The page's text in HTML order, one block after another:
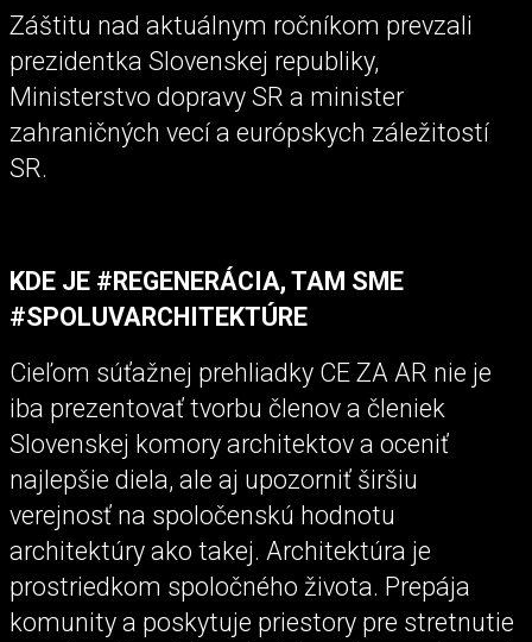
Záštitu nad aktuálnym ročníkom prevzali
prezidentka Slovenskej republiky,
Ministerstvo dopravy SR a minister
zahraničných vecí a európskych záležitostí
SR.
KDE JE #REGENERÁCIA, TAM SME
#SPOLUVARCHITEKTÚRE
Cieľom súťažnej prehliadky CE ZA AR nie je
iba prezentovať tvorbu členov a členiek
Slovenskej komory architektov a oceniť
najlepšie diela, ale aj upozorniť širšiu
verejnosť na spoločenskú hodnotu
architektúry ako takej. Architektúra je
prostriedkom spoločného života. Prepája
komunity a poskytuje priestory pre stretnutie